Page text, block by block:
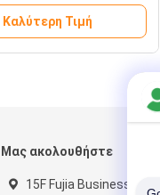
Καλύτερη
Μας ακολουθήστε
15F Fujia Business